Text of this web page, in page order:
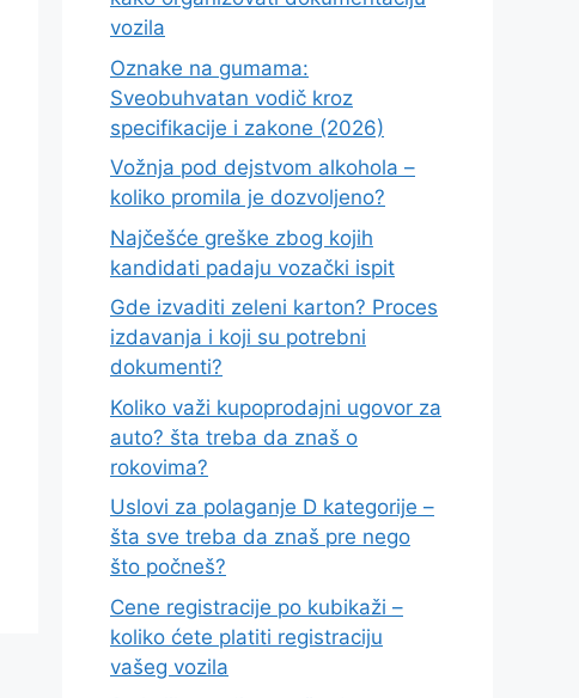
vozila
Oznake na gumama:
Sveobuhvatan vodič kroz
specifikacije i zakone (2026)
Vožnja pod dejstvom alkohola –
koliko promila je dozvoljeno?
Najčešće greške zbog kojih
kandidati padaju vozački ispit
Gde izvaditi zeleni karton? Proces
izdavanja i koji su potrebni
dokumenti?
Koliko važi kupoprodajni ugovor za
auto? šta treba da znaš o
rokovima?
Uslovi za polaganje D kategorije –
šta sve treba da znaš pre nego
što počneš?
Cene registracije po kubikaži –
koliko ćete platiti registraciju
vašeg vozila